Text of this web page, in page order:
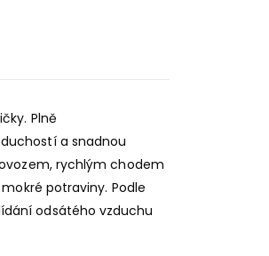
Plně
a snadnou
rychlým chodem
potraviny. Podle
odsátého vzduchu